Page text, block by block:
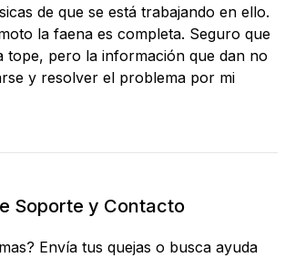
de que se está trabajando en ello.
la faena es completa. Seguro que
tope, pero la información que dan no
y resolver el problema por mi
Soporte y Contacto
Envía tus quejas o busca ayuda